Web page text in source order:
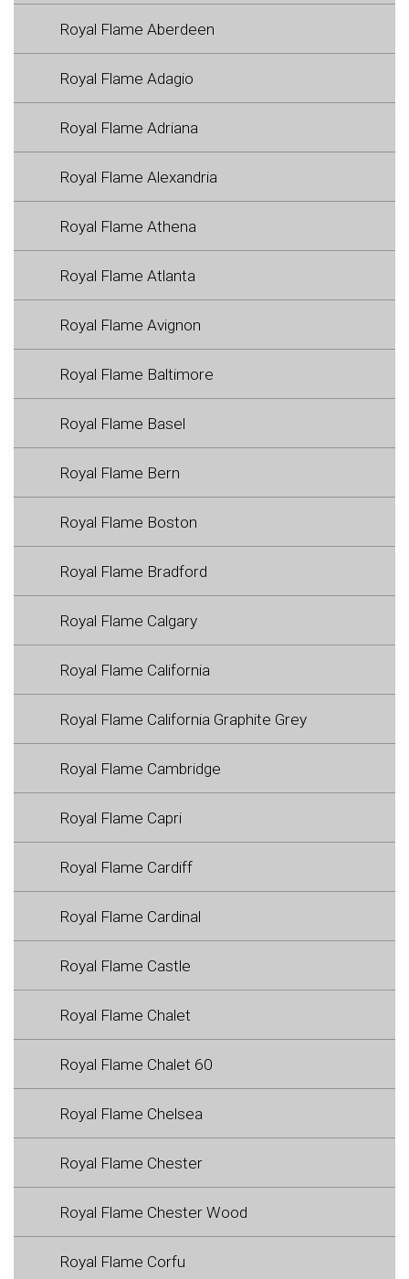
Royal Flame Aberdeen
Royal Flame Adagio
Royal Flame Adriana
Royal Flame Alexandria
Royal Flame Athena
Royal Flame Atlanta
Royal Flame Avignon
Royal Flame Baltimore
Royal Flame Basel
Royal Flame Bern
Royal Flame Boston
Royal Flame Bradford
Royal Flame Calgary
Royal Flame California
Royal Flame California Graphite Grey
Royal Flame Cambridge
Royal Flame Capri
Royal Flame Cardiff
Royal Flame Cardinal
Royal Flame Castle
Royal Flame Chalet
Royal Flame Chalet 60
Royal Flame Chelsea
Royal Flame Chester
Royal Flame Chester Wood
Royal Flame Corfu